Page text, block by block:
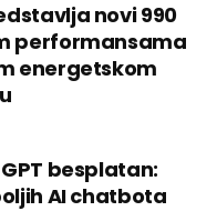
novi 990
performansama
energetskom
besplatan:
AI chatbota